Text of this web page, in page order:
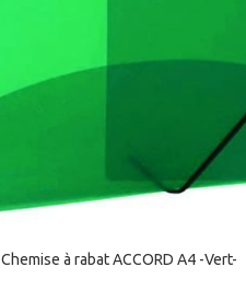
Chemise à rabat ACCORD A4 -Vert-